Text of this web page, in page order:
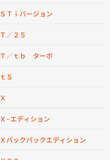
ＳＴｉバージョン
Ｔ／２５
Ｔ／ｔｂ ターボ
ｔＳ
Ｘ
Ｘ−エディション
Ｘバックパックエディション